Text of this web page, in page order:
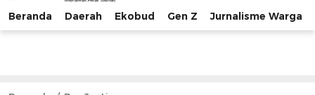
TernatePost.id
merawat akal sehat
Beranda Daerah Ekobud Gen Z Jurnalisme Warga